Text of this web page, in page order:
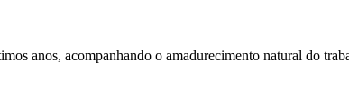
anos, acompanhando o amadurecimento natural do